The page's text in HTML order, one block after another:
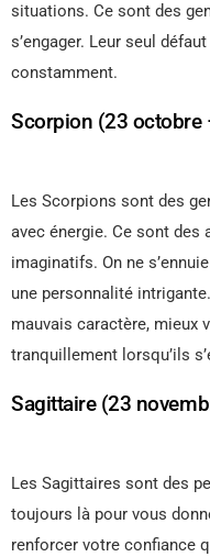
situations. Ce sont des
s’engager. Leur seul
constamment.
Scorpion (23 octobre
Les Scorpions sont des
avec énergie. Ce sont
imaginatifs. On ne
une personnalité
mauvais caractère, mieux
tranquillement lorsqu’ils
Sagittaire (23
Les Sagittaires sont des
toujours là pour vous
renforcer votre confiance